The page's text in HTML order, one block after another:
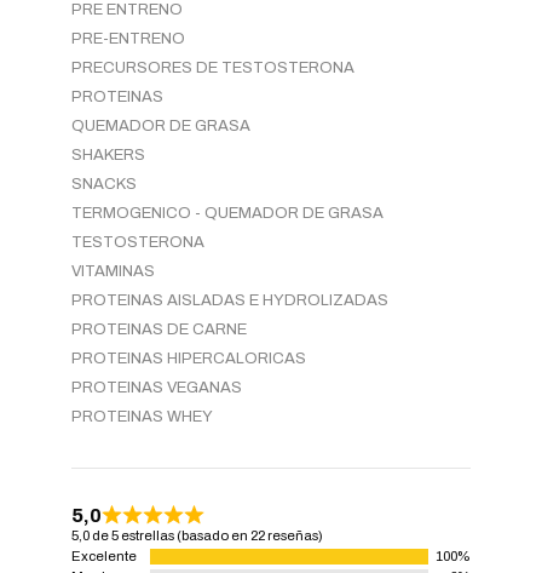
PRE ENTRENO
PRE-ENTRENO
PRECURSORES DE TESTOSTERONA
PROTEINAS
QUEMADOR DE GRASA
SHAKERS
SNACKS
TERMOGENICO - QUEMADOR DE GRASA
TESTOSTERONA
VITAMINAS
PROTEINAS AISLADAS E HYDROLIZADAS
PROTEINAS DE CARNE
PROTEINAS HIPERCALORICAS
PROTEINAS VEGANAS
PROTEINAS WHEY
5,0
5,0 de 5 estrellas (basado en 22 reseñas)
Excelente
100%